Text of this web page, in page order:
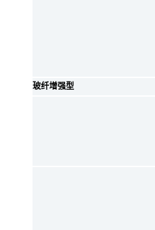
玻纤增强型